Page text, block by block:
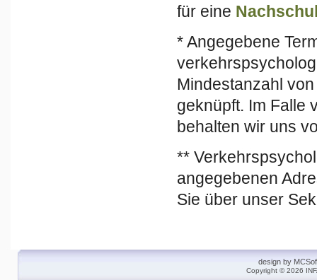
für eine
* Angegebene
Mindestanzahl
geknüpft. Im Falle
behalten wir uns
**
angegebenen
Sie über unser
design by
Copyright © 2026